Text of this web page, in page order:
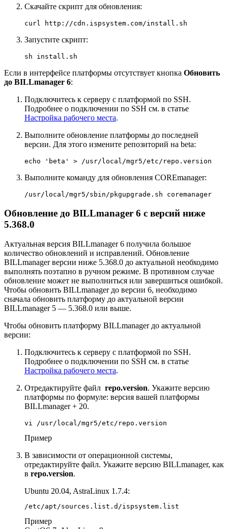
Скачайте скрипт для обновления:
curl http://cdn.ispsystem.com/install.sh
Запустите скрипт:
sh install.sh
Если в интерфейсе платформы отсутствует кнопка Обновить
до BILLmanager 6:
Подключитесь к серверу с платформой по SSH.
Подробнее о подключении по SSH см. в статье
Настройка рабочего места.
Выполните обновление платформы до последней
версии. Для этого измените репозиторий на beta:
echo 'beta' > /usr/local/mgr5/etc/repo.version
Выполните команду для обновления COREmanager:
/usr/local/mgr5/sbin/pkgupgrade.sh coremanager
Обновление до BILLmanager 6 с версий ниже
5.368.0
Актуальная версия BILLmanager 6 получила большое
количество обновлений и исправлений. Обновление
BILLmanager версии ниже 5.368.0 до актуальной необходимо
выполнять поэтапно в ручном режиме. В противном случае
обновление может не выполниться или завершиться ошибкой.
Чтобы обновить BILLmanager до версии 6, необходимо
сначала обновить платформу до актуальной версии
BILLmanager 5 — 5.368.0 или выше.
Чтобы обновить платформу BILLmanager до актуальной
версии:
Подключитесь к серверу с платформой по SSH.
Подробнее о подключении по SSH см. в статье
Настройка рабочего места.
Отредактируйте файл repo.version. Укажите версию
платформы по формуле: версия вашей платформы
BILLmanager + 20.
vi /usr/local/mgr5/etc/repo.version
Пример
В зависимости от операционной системы,
отредактируйте файл. Укажите версию BILLmanager, как
в repo.version.
Ubuntu 20.04, AstraLinux 1.7.4:
/etc/apt/sources.list.d/ispsystem.list
Пример